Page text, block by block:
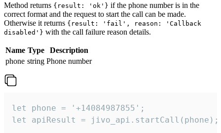
Method returns {result: 'ok'} if the phone number is in the
correct format and the request to start the call can be made.
Otherwise it returns {result: 'fail', reason: 'Callback
disabled'} with the call failure reason details.
Name Type
Description
phone string Phone number
let phone = '+14084987855';
let apiResult = jivo_api.startCall(phone);